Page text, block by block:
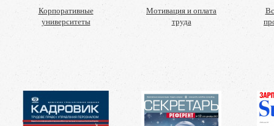
Корпоративные
университеты
Мотивация и оплата
труда